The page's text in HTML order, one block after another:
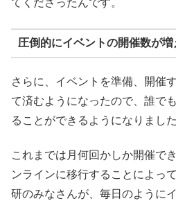
てくださったんです。
圧倒的にイベントの開催数が増
さらに、イベントを準備、開催
て済むようになったので、誰で
ることができるようになりました
これまでは月何回かしか開催で
ンラインに移行することによっ
研のみなさんが、毎日のように